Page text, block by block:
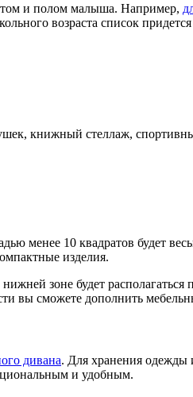
и полом малыша. Например,
возраста список
книжный стеллаж,
менее 10 квадратов будет
изделия.
зоне будет
вы сможете дополнить
дивана. Для хранения одежды
и удобным.